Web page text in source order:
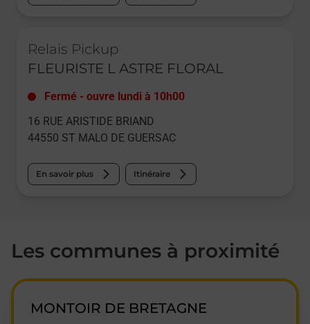
Relais Pickup
FLEURISTE L ASTRE FLORAL
Fermé - ouvre lundi à 10h00
16 RUE ARISTIDE BRIAND
44550 ST MALO DE GUERSAC
En savoir plus Itinéraire
Les communes à proximité
MONTOIR DE BRETAGNE